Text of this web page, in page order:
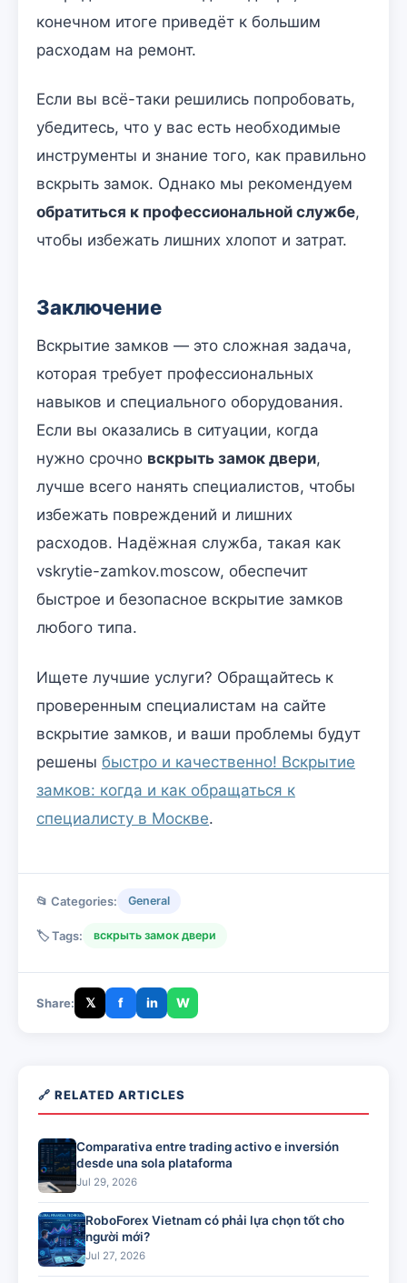
конечном итоге приведёт к большим
расходам на ремонт.
Если вы всё-таки решились попробовать,
убедитесь, что у вас есть необходимые
инструменты и знание того, как правильно
вскрыть замок. Однако мы рекомендуем
обратиться к профессиональной службе,
чтобы избежать лишних хлопот и затрат.
Заключение
Вскрытие замков — это сложная задача,
которая требует профессиональных
навыков и специального оборудования.
Если вы оказались в ситуации, когда
нужно срочно вскрыть замок двери,
лучше всего нанять специалистов, чтобы
избежать повреждений и лишних
расходов. Надёжная служба, такая как
vskrytie-zamkov.moscow, обеспечит
быстрое и безопасное вскрытие замков
любого типа.
Ищете лучшие услуги? Обращайтесь к
проверенным специалистам на сайте
вскрытие замков, и ваши проблемы будут
решены быстро и качественно! Вскрытие
замков: когда и как обращаться к
специалисту в Москве.
📂 Categories: General
🏷️ Tags: вскрыть замок двери
Share: 𝕏 f in W
🔗 RELATED ARTICLES
Comparativa entre trading activo e inversión
desde una sola plataforma
Jul 29, 2026
RoboForex Vietnam có phải lựa chọn tốt cho
người mới?
Jul 27, 2026